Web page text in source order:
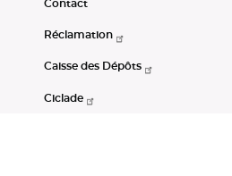
Contact
Réclamation
Caisse des Dépôts
Ciclade